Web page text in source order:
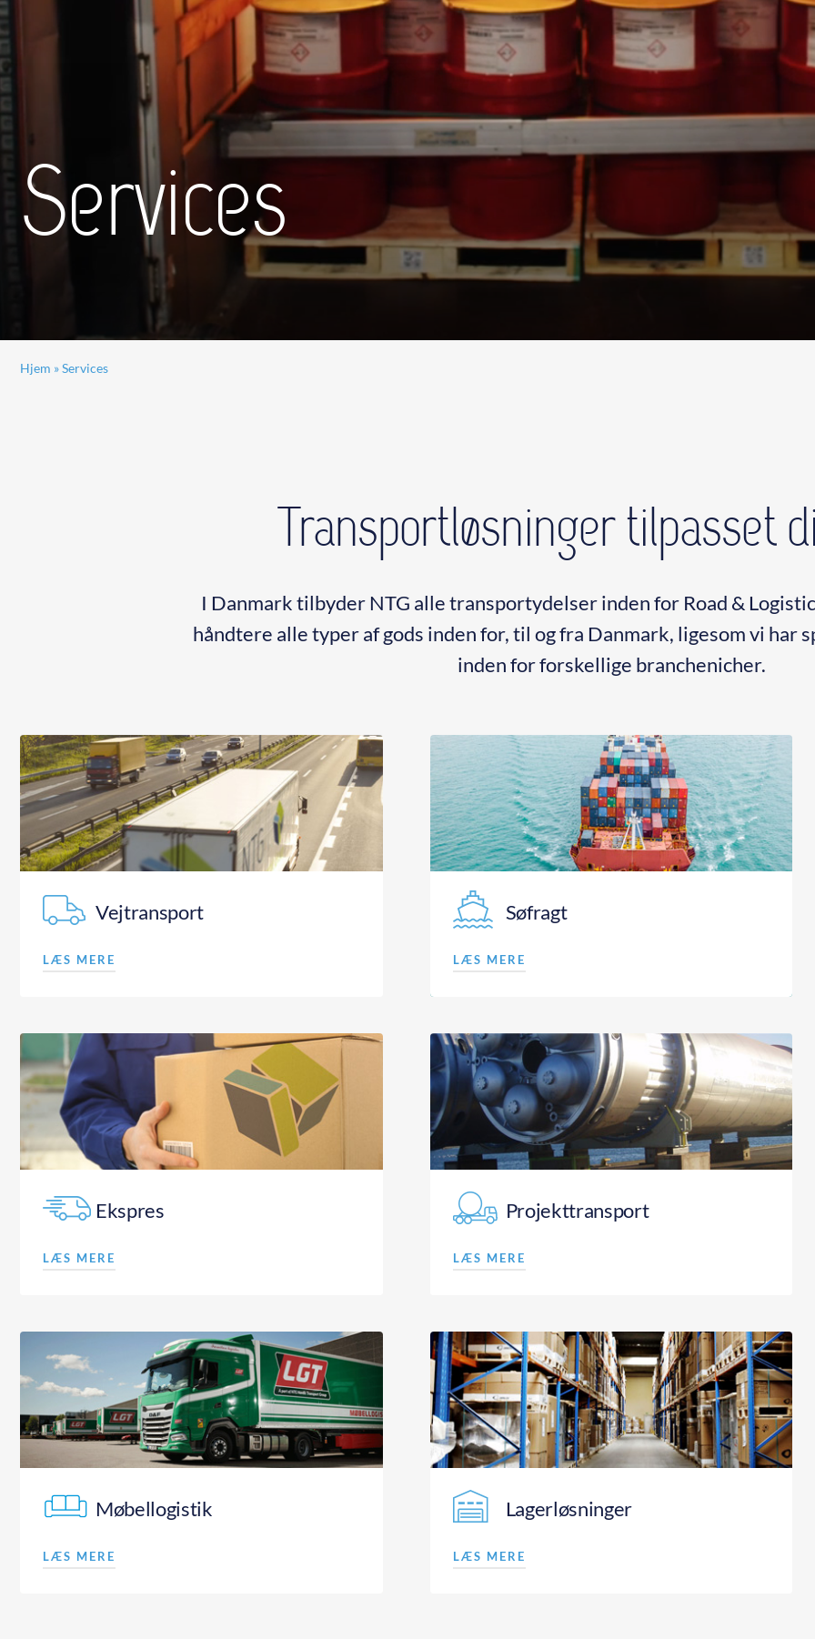
Services
Hjem »Services
Transportløsninger tilpasset
I Danmark tilbyder NTG alle transportydelser inden for Road &
håndtere alle typer af gods inden for, til og fra Danmark, ligesom vi har
inden for forskellige branchenicher.
Vejtransport
LÆS MERE
Søfragt
LÆS MERE
Ekspres
LÆS MERE
Projekttransport
LÆS MERE
Møbellogistik
LÆS MERE
Lagerløsninger
LÆS MERE